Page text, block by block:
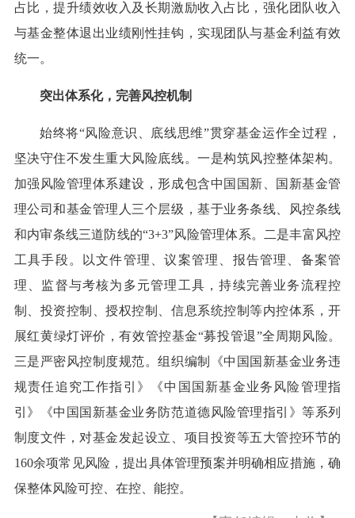
占比，提升绩效收入及长期激励收入占比，强化团队收入
与基金整体退出业绩刚性挂钩，实现团队与基金利益有效
统一。
突出体系化，完善风控机制
始终将“风险意识、底线思维”贯穿基金运作全过程，
坚决守住不发生重大风险底线。一是构筑风控整体架构。
加强风险管理体系建设，形成包含中国国新、国新基金管
理公司和基金管理人三个层级，基于业务条线、风控条线
和内审条线三道防线的“3+3”风险管理体系。二是丰富风控
工具手段。以文件管理、议案管理、报告管理、备案管
理、监督与考核为多元管理工具，持续完善业务流程控
制、投资控制、授权控制、信息系统控制等内控体系，开
展红黄绿灯评价，有效管控基金“募投管退”全周期风险。
三是严密风控制度规范。组织编制《中国国新基金业务违
规责任追究工作指引》《中国国新基金业务风险管理指
引》《中国国新基金业务防范道德风险管理指引》等系列
制度文件，对基金发起设立、项目投资等五大管控环节的
160余项常见风险，提出具体管理预案并明确相应措施，确
保整体风险可控、在控、能控。